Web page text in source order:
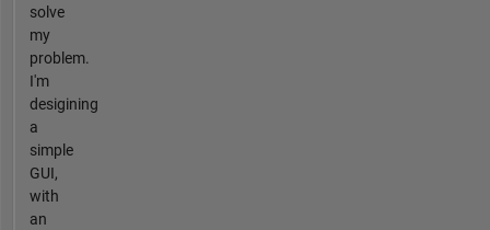
solve
my
problem.
I'm
desigining
a
simple
GUI,
with
an